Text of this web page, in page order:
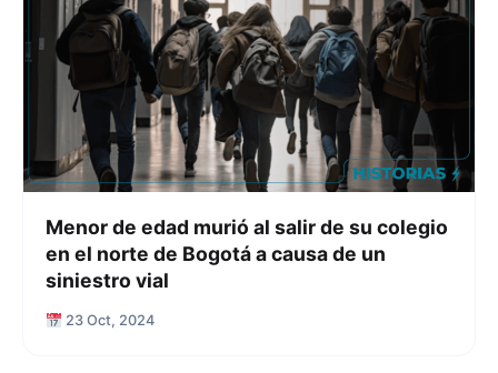
Menor de edad murió al salir de su colegio
en el norte de Bogotá a causa de un
siniestro vial
23 Oct, 2024